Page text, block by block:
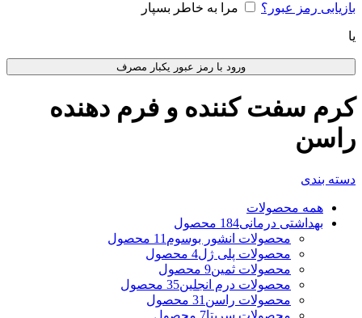
بازیابی رمز عبور؟ مرا به خاطر بسپار
یا
ورود با رمز عبور یکبار مصرف
کرم سفت کننده و فرم دهنده
راسن
دسته بندی
همه محصولات
بهداشتی درمانی184 محصول
محصولات انشور بوسوم 11 محصول
محصولات پلی ژل4 محصول
محصولات ثمین9 محصول
محصولات درم انجلین35 محصول
محصولات راسن 31 محصول
محصولات سریتا7 محصول